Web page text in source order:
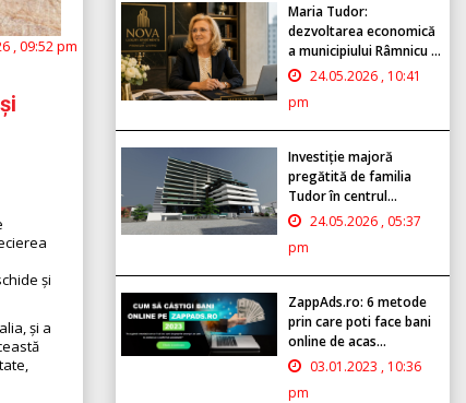
, 09:52 pm
și
și a
Maria Tudor:
dezvoltarea economică
a municipiului Râmnicu ...
24.05.2026 , 10:41
pm
Investiție majoră
pregătită de familia
Tudor în centrul...
24.05.2026 , 05:37
pm
ZappAds.ro: 6 metode
prin care poti face bani
online de acas...
03.01.2023 , 10:36
pm